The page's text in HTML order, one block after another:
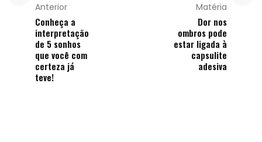
Anterior
Conheça a
interpretação
de 5 sonhos
que você com
certeza já
teve!
Matéria
Dor nos
ombros pode
estar ligada à
capsulite
adesiva